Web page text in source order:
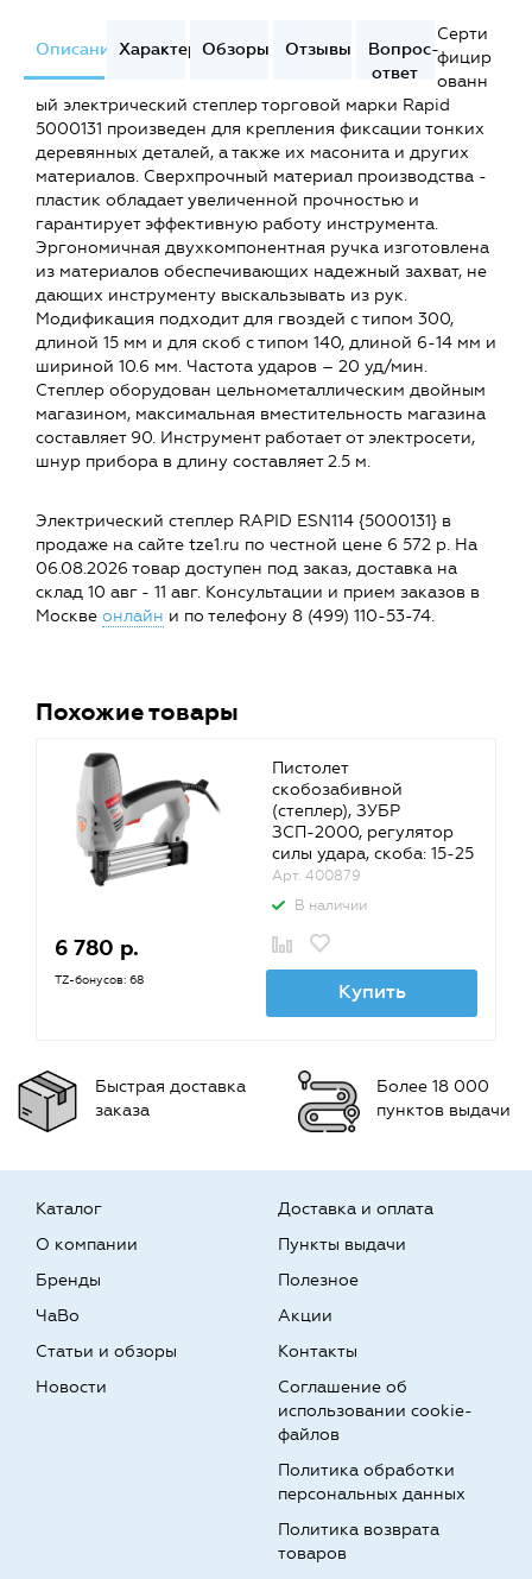
ОписаниеХарактеристики
Обзоры Отзывы
Вопрос-
ответ
Серти
фицир
ованн
ый электрический степлер торговой марки Rapid
5000131 произведен для крепления фиксации тонких
деревянных деталей, а также их масонита и других
материалов. Сверхпрочный материал производства -
пластик обладает увеличенной прочностью и
гарантирует эффективную работу инструмента.
Эргономичная двухкомпонентная ручка изготовлена
из материалов обеспечивающих надежный захват, не
дающих инструменту выскальзывать из рук.
Модификация подходит для гвоздей с типом 300,
длиной 15 мм и для скоб с типом 140, длиной 6-14 мм и
шириной 10.6 мм. Частота ударов – 20 уд/мин.
Степлер оборудован цельнометаллическим двойным
магазином, максимальная вместительность магазина
составляет 90. Инструмент работает от электросети,
шнур прибора в длину составляет 2.5 м.
Электрический степлер RAPID ESN114 {5000131} в
продаже на сайте tze1.ru по честной цене 6 572 р. На
06.08.2026 товар доступен под заказ, доставка на
склад 10 авг - 11 авг. Консультации и прием заказов в
Москве онлайн и по телефону 8 (499) 110-53-74.
Похожие товары
Пистолет
скобозабивной
(степлер), ЗУБР
ЗСП-2000, регулятор
силы удара, скоба: 15-25
мм, гвоздь: 15-30 мм,
2000 Вт
Арт. 400879
В наличии
6 780 р.
TZ-бонусов: 68 Купить
Быстрая доставка
заказа
Более 18 000
пунктов выдачи
Каталог
О компании
Бренды
Доставка и оплата
Пункты выдачи
Полезное
ЧаВо
Статьи и обзоры
Новости
Акции
Контакты
Соглашение об
использовании cookie-
файлов
Политика обработки
персональных данных
Политика возврата
товаров